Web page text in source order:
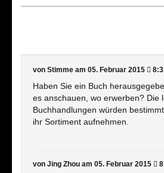
von Stimme am 05. Februar 2015
Haben Sie ein Buch
es anschauen, wo erwerben? Die
Buchhandlungen würden
ihr Sortiment aufnehmen.
von Jing Zhou am 05. Februar 2015